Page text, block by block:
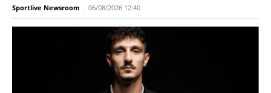
Sportlive Newsroom - 06/08/2026 12:40